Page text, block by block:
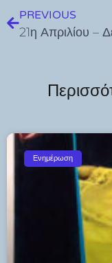
PREVIOUS
Ενημέρωση